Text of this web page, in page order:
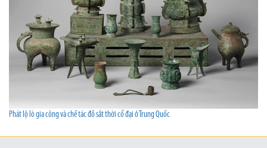
Phát lộ lò gia công và chế tác đồ sắt thời cổ đại ở Trung Quốc